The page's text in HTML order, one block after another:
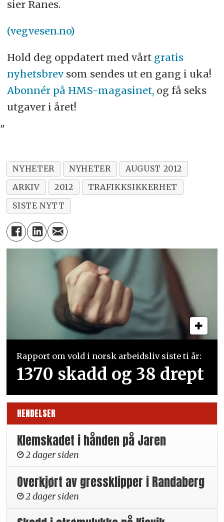
sier Ranes.
(vegvesen.no)
Hold deg oppdatert med vårt gratis
nyhetsbrevsom sendes ut en gang i uka!
Abonnér på HMS-magasinet,og få seks
utgaver i året!
"
NYHETER NYHETER
AUGUST 2012
ARKIV
2012
TRAFIKKSIKKERHET
SISTE NYTT
Rapport om vold i norsk arbeidsliv siste ti år:
1370 skadd og 38 drept
HENDELSER
Klemskadet i hånden på Jaren
2 dager siden
Overkjørt av gressklipper i Randaberg
2 dager siden